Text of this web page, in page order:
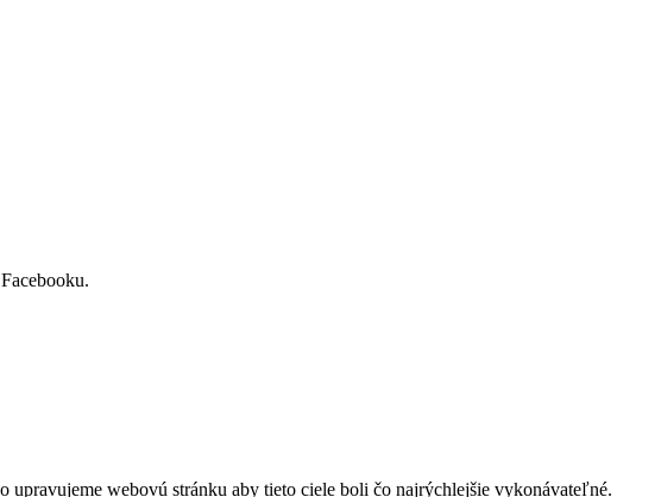
webovú stránku aby tieto ciele boli čo najrýchlejšie vykonávateľné.